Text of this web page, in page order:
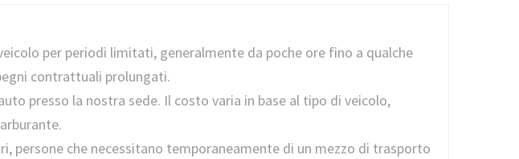
per periodi limitati, generalmente da poche ore fino a qualche
contrattuali prolungati.
presso la nostra sede. Il costo varia in base al tipo di veicolo,
persone che necessitano temporaneamente di un mezzo di trasporto